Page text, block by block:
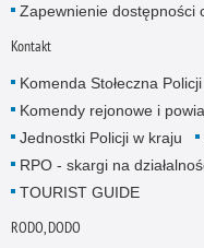
Zapewnienie dostępności
Kontakt
Komenda Stołeczna Policji
Komendy rejonowe i
Jednostki Policji w kraju
RPO - skargi na
TOURIST GUIDE
RODO, DODO